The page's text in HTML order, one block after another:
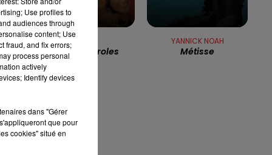
7h00 - 10h00
DEBOUT C'EST L'HEURE
Paroles Paroles
YANNICK NOAH
Métisse
Use profiles to
audiences through
content; Use
fraud, and fix errors;
process personal
actively
Identify devices
dans "Gérer
que pour
cookies" situé en